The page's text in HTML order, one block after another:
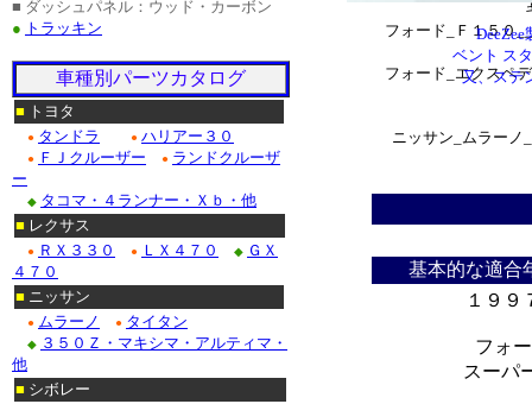
ベント ス
又、ステ
基本的な適合
１９９
フォ
スーパ
フォード_Ｆ１５０
フォード_エクスペ
ニッサン_ムラーノ
■ ダッシュパネル：ウッド・カーボン
● トラッキン
車種別パーツカタログ
■ トヨタ
● タンドラ ● ハリアー３０
● ＦＪクルーザー ● ランドクルーザ
ー
◆ タコマ・４ランナー・Ｘｂ・他
■ レクサス
● ＲＸ３３０ ● ＬＸ４７０ ◆ ＧＸ
４７０
■ ニッサン
● ムラーノ ● タイタン
◆ ３５０Ｚ・マキシマ・アルティマ・
他
■ シボレー